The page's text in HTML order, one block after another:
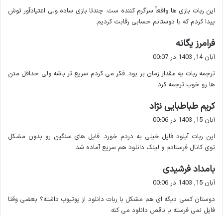
استفاده ازنام ربات: مثلاً اگر دنبال ربات دانلود از یوتیوب
هستید نام آن را در قسمت جستجوی تلگرام وارد کنید.
استفاده از
دارند که با کلیک روی آن ها به طور مستقیم وارد چت با ربات
می شوید.
حالا بریم سراغ معرفی بهترین ربات ها.
معرفی بهترین ربات های تلگرام
۱. ربات @filetobot – دستیار دانلود فایل
این ربات یک ابزار قدرتمند برای
نیاز دارید فایلی را به دیگران ارسال کنید و فضای کافی ندارید می
توانید از @filetobot استفاده کنید. این ربات به شما اجازه می دهد
:
این ربات بازی ها واقعاً سرگرم کننده ست. چندتا بازی ساده ولی اعتیادآور توش
پیدا کردم که با دوستانم حسابی رقابت کردیم.
فرامرز یگانه
ف
:
آبان 14, 1403 در 00:07
ترجمه ربات یه مقدار زمان بر بود. فکر می کردم سریع تر باشه ولی حداقل متن
ها رو خوب ترجمه کرد.
کریم طباطبایی نژاد
:
آبان 15, 1403 در 00:06
این ربات آپلود فایل خیلی به دردم خورد. فایل های سنگین رو بدون مشکل
توی کانال فرستادم و لینک دانلود هم سریع آماده شد.
بامداد فرشیدی
ف
:
آبان 15, 1403 در 00:06
دوستان کسی دیگه ای هم مشکل با ربات دانلود از یوتیوب داشته؟ بعضی وقتا
فایل نمی فرسته یا ناقص دانلود می کنه.